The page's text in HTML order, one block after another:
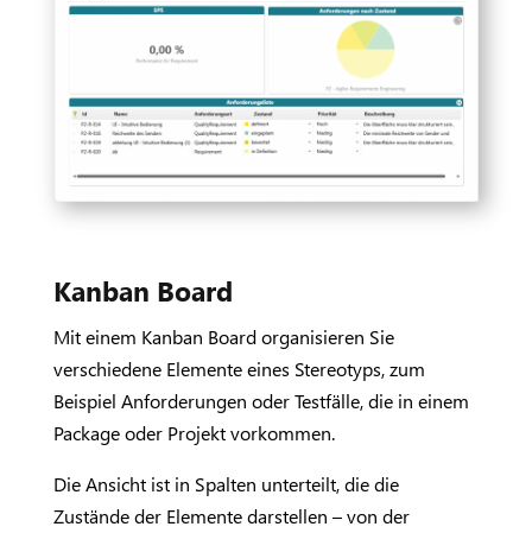
Kanban Board
Mit einem Kanban Board organisieren Sie
verschiedene Elemente eines Stereotyps, zum
Beispiel Anforderungen oder Testfälle, die in einem
Package oder Projekt vorkommen.
Die Ansicht ist in Spalten unterteilt, die die
Zustände der Elemente darstellen – von der